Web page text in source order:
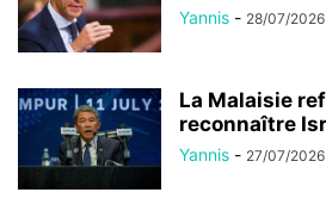
Yannis - 28/07/2026
La Malaisie
reconnaître
Yannis - 27/07/2026